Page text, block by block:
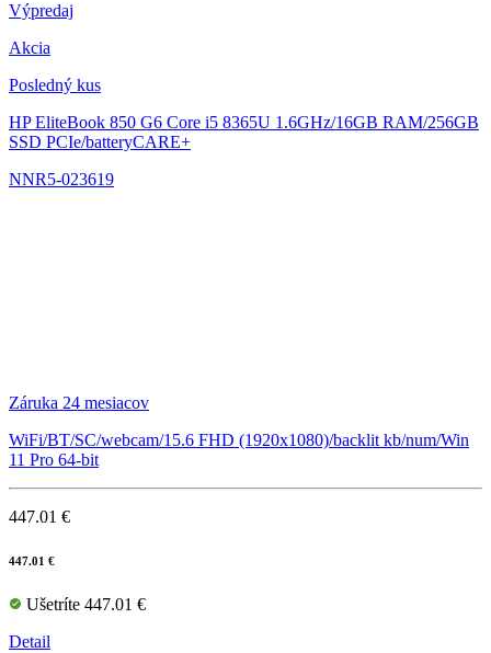
Výpredaj
Akcia
Posledný kus
HP EliteBook 850 G6 Core i5 8365U 1.6GHz/16GB RAM/256GB
SSD PCIe/batteryCARE+
NNR5-023619
Záruka 24 mesiacov
WiFi/BT/SC/webcam/15.6 FHD (1920x1080)/backlit kb/num/Win
11 Pro 64-bit
447.01 €
447.01 €
Ušetríte 447.01 €
Detail